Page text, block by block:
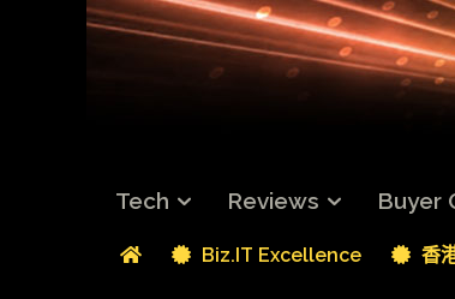
Tech Reviews Buyer
Biz.IT Excellence 香